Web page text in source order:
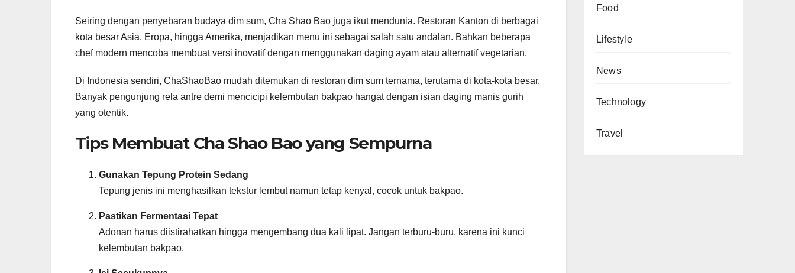
Seiring dengan penyebaran budaya dim sum, Cha Shao Bao juga ikut mendunia. Restoran Kanton di berbagai
kota besar Asia, Eropa, hingga Amerika, menjadikan menu ini sebagai salah satu andalan. Bahkan beberapa
chef modern mencoba membuat versi inovatif dengan menggunakan daging ayam atau alternatif vegetarian.
Di Indonesia sendiri, ChaShaoBao mudah ditemukan di restoran dim sum ternama, terutama di kota-kota besar.
Banyak pengunjung rela antre demi mencicipi kelembutan bakpao hangat dengan isian daging manis gurih
yang otentik.
Tips Membuat Cha Shao Bao yang Sempurna
Gunakan Tepung Protein Sedang
Tepung jenis ini menghasilkan tekstur lembut namun tetap kenyal, cocok untuk bakpao.
Pastikan Fermentasi Tepat
Adonan harus diistirahatkan hingga mengembang dua kali lipat. Jangan terburu-buru, karena ini kunci
kelembutan bakpao.
Food
Lifestyle
News
Technology
Travel